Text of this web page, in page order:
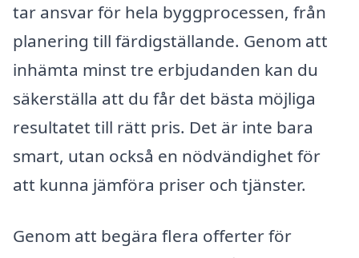
tar ansvar för hela byggprocessen, från
planering till färdigställande. Genom att
inhämta minst tre erbjudanden kan du
säkerställa att du får det bästa möjliga
resultatet till rätt pris. Det är inte bara
smart, utan också en nödvändighet för
att kunna jämföra priser och tjänster.
Genom att begära flera offerter för